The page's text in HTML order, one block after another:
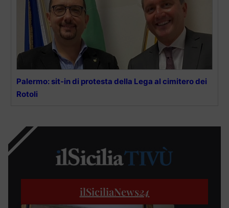
Palermo: sit-in di protesta della Lega al cimitero dei
Rotoli
ilSiciliaNews24